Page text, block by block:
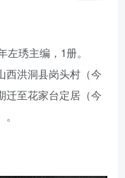
琇主编，1册。
西洪洞县岗头村（今
迁至花家台定居（今